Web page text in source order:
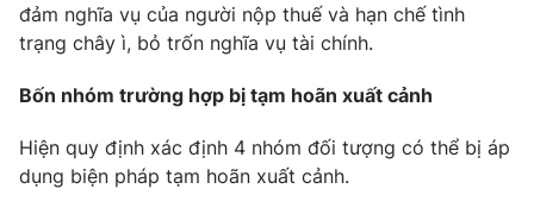
VTV Money VTV Thể thao
VTV Sức khoẻ Bất động sản
Thị trường 24h Tấm lòng Việt
đảm nghĩa vụ của người nộp thuế và hạn chế tình
trạng chây ì, bỏ trốn nghĩa vụ tài chính.
Bốn nhóm trường hợp bị tạm hoãn xuất cảnh
Hiện quy định xác định 4 nhóm đối tượng có thể bị áp
dụng biện pháp tạm hoãn xuất cảnh.